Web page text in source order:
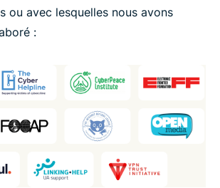
ou avec lesquelles nous avons
: